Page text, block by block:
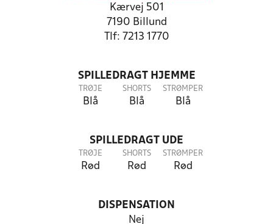
Kærvej 501
7190 Billund
Tlf: 7213 1770
SPILLEDRAGT HJEMME
TRØJE
Blå
SHORTS
Blå
STRØMPER
Blå
SPILLEDRAGT UDE
TRØJE
Rød
SHORTS
Rød
STRØMPER
Rød
DISPENSATION
Nej